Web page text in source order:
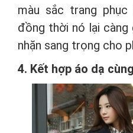
màu sắc trang phục
đồng thời nó lại
nhặn sang trọng cho
4. Kết hợp áo dạ